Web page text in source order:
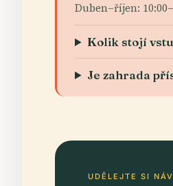
Duben–říjen:
Kolik stojí
Je zahrada
UDĚLEJTE SI